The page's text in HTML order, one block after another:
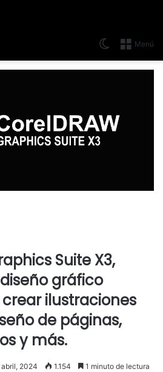
Menú
Switch skin
Suite X3,
gráfico
ilustraciones
de páginas,
y más.
2024 1.154 1 minuto de lectura